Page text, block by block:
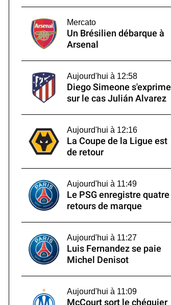
Mercato
Un Brésilien débarque à
Arsenal
Aujourd'hui à 12:58
Diego Simeone s'exprime
sur le cas Julián Alvarez
Aujourd'hui à 12:16
La Coupe de la Ligue est
de retour
Aujourd'hui à 11:49
Le PSG enregistre quatre
retours de marque
Aujourd'hui à 11:27
Luis Fernandez se paie
Michel Denisot
Aujourd'hui à 11:09
McCourt sort le chéquier